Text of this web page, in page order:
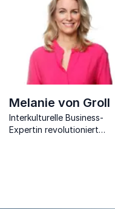
Melanie von Groll
Interkulturelle Business-
Expertin revolutioniert